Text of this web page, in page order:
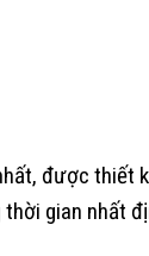
được thiết
gian nhất